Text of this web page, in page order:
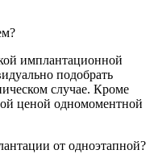
имплантационной
подобрать
случае. Кроме
ценой одномоментной
от одноэтапной?